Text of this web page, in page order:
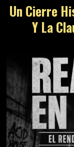
Un Cierre
Y La